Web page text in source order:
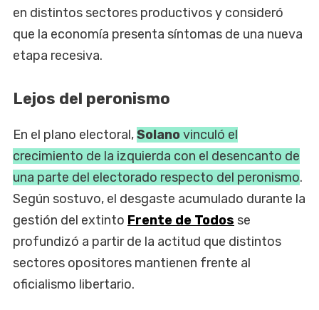
en distintos sectores productivos y consideró
que la economía presenta síntomas de una nueva
etapa recesiva.
Lejos del peronismo
En el plano electoral,Solanovinculó el
crecimiento de la izquierda con el desencanto de
una parte del electorado respecto del peronismo.
Según sostuvo, el desgaste acumulado durante la
gestión del extinto Frente de Todos se
profundizó a partir de la actitud que distintos
sectores opositores mantienen frente al
oficialismo libertario.